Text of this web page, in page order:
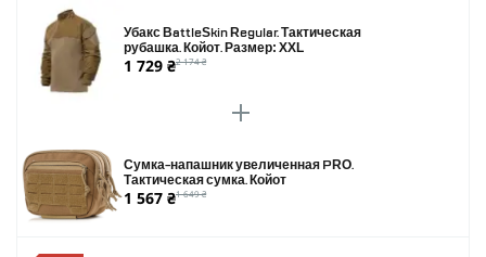
Убакс BattleSkin Regular. Тактическая
рубашка. Койот. Размер: XXL
1 729 ₴2 174 ₴
Сумка-напашник увеличенная PRO.
Тактическая сумка. Койот
1 567 ₴1 649 ₴